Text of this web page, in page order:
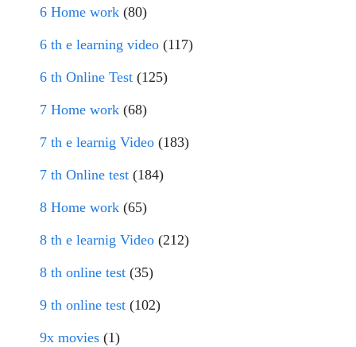
6 Home work (80)
6 th e learning video (117)
6 th Online Test (125)
7 Home work (68)
7 th e learnig Video (183)
7 th Online test (184)
8 Home work (65)
8 th e learnig Video (212)
8 th online test (35)
9 th online test (102)
9x movies (1)